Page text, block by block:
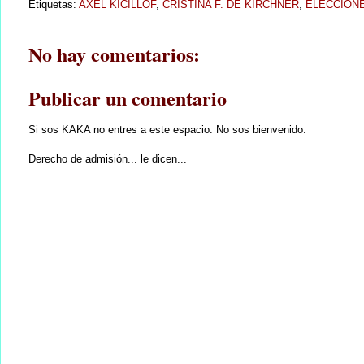
Etiquetas: AXEL KICILLOF, CRISTINA F. DE KIRCHNER
No hay comentarios:
Publicar un comentario
Si sos KAKA no entres a este espacio. No sos bienvenido.
Derecho de admisión... le dicen...